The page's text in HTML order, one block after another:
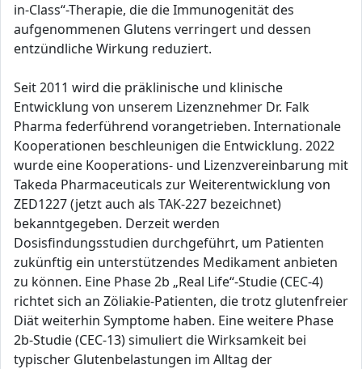
in-Class“-Therapie, die die Immunogenität des
aufgenommenen Glutens verringert und dessen
entzündliche Wirkung reduziert.
Seit 2011 wird die präklinische und klinische
Entwicklung von unserem Lizenznehmer Dr. Falk
Pharma federführend vorangetrieben. Internationale
Kooperationen beschleunigen die Entwicklung. 2022
wurde eine Kooperations- und Lizenzvereinbarung mit
Takeda Pharmaceuticals zur Weiterentwicklung von
ZED1227 (jetzt auch als TAK-227 bezeichnet)
bekanntgegeben. Derzeit werden
Dosisfindungsstudien durchgeführt, um Patienten
zukünftig ein unterstützendes Medikament anbieten
zu können. Eine Phase 2b „Real Life“-Studie (CEC-4)
richtet sich an Zöliakie-Patienten, die trotz glutenfreier
Diät weiterhin Symptome haben. Eine weitere Phase
2b-Studie (CEC-13) simuliert die Wirksamkeit bei
typischer Glutenbelastungen im Alltag der